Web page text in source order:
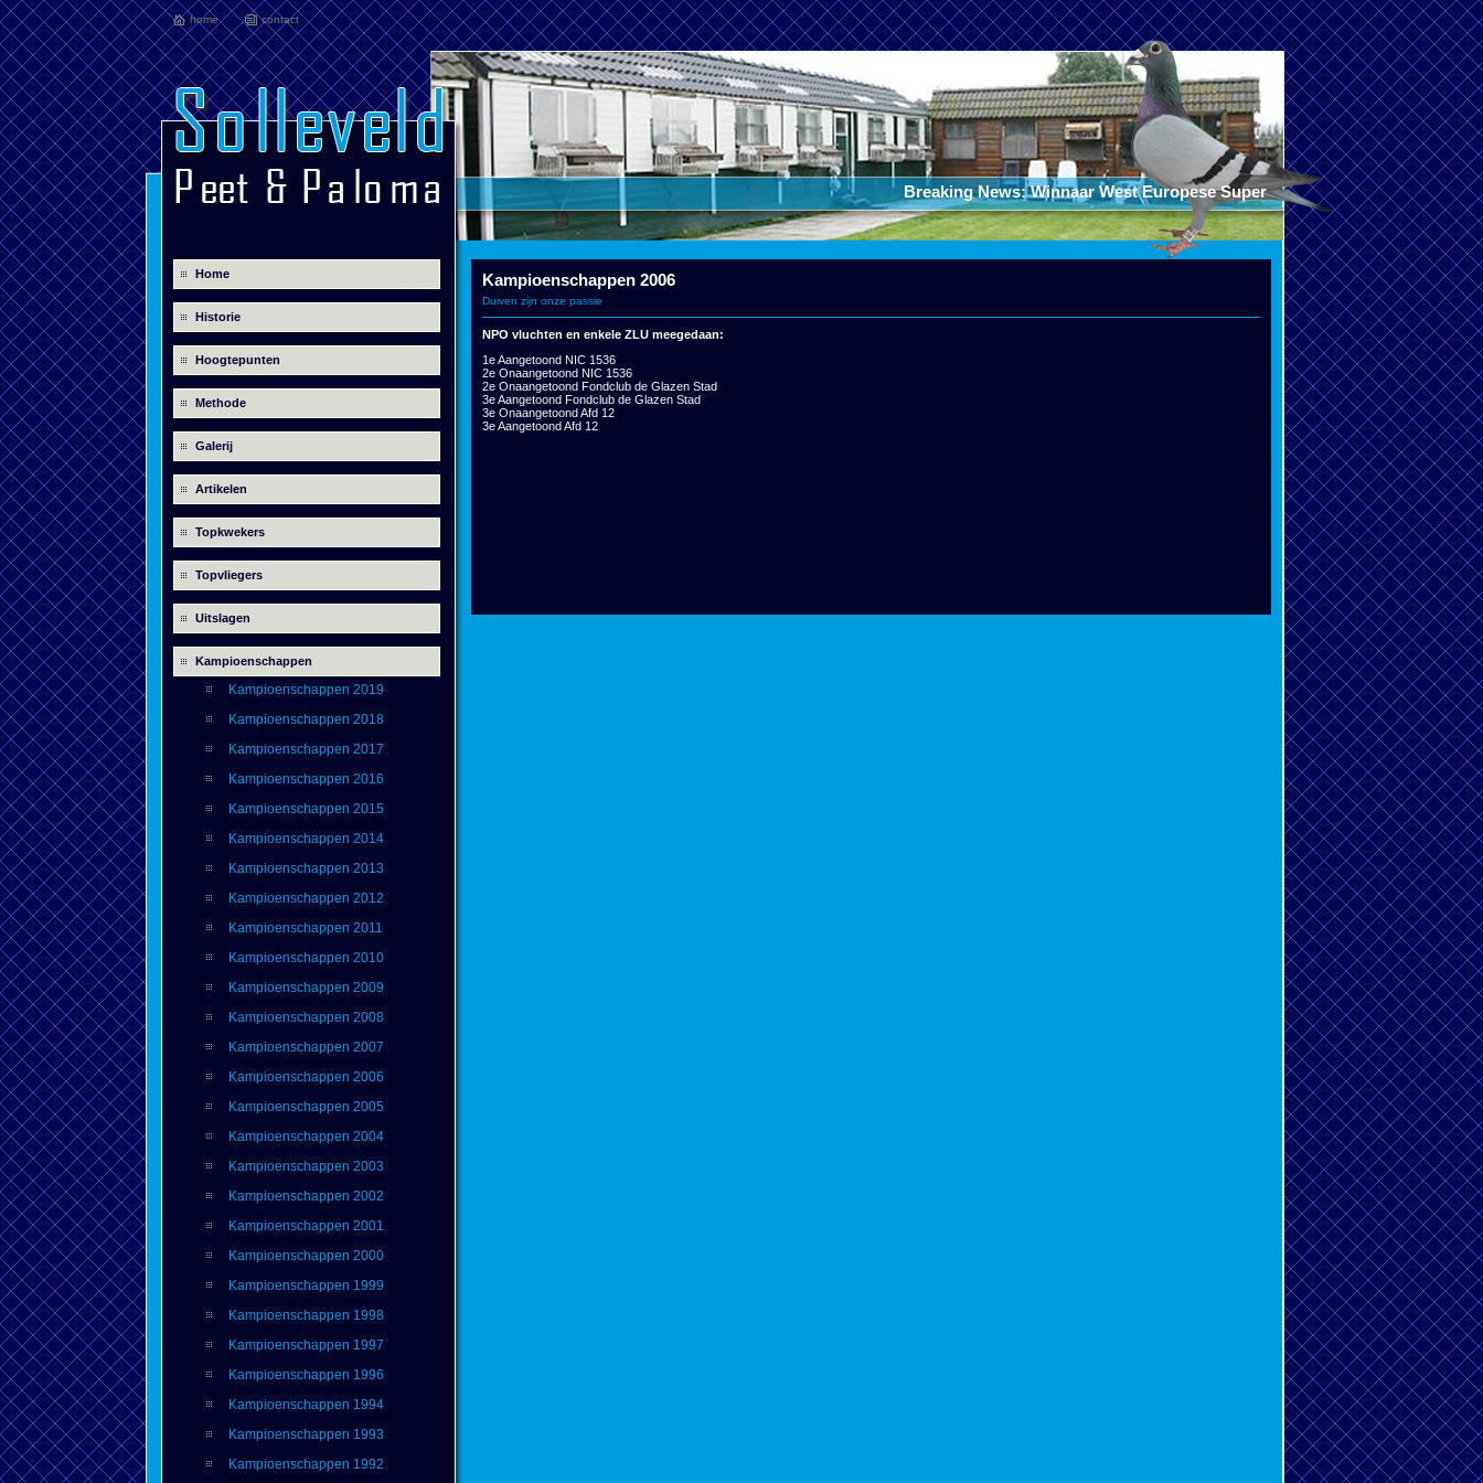
home contact
Breaking News: Winnaar West Europese Super Marathon 2016 !! en topduif
Home
Historie
Hoogtepunten
Methode
Galerij
Artikelen
Topkwekers
Topvliegers
Uitslagen
Kampioenschappen
Kampioenschappen 2019
Kampioenschappen 2018
Kampioenschappen 2017
Kampioenschappen 2016
Kampioenschappen 2015
Kampioenschappen 2014
Kampioenschappen 2013
Kampioenschappen 2012
Kampioenschappen 2011
Kampioenschappen 2010
Kampioenschappen 2009
Kampioenschappen 2008
Kampioenschappen 2007
Kampioenschappen 2006
Kampioenschappen 2005
Kampioenschappen 2004
Kampioenschappen 2003
Kampioenschappen 2002
Kampioenschappen 2001
Kampioenschappen 2000
Kampioenschappen 1999
Kampioenschappen 1998
Kampioenschappen 1997
Kampioenschappen 1996
Kampioenschappen 1994
Kampioenschappen 1993
Kampioenschappen 1992
Kampioenschappen 2006
Duiven zijn onze passie
NPO vluchten en enkele ZLU meegedaan:
1e Aangetoond NIC 1536
2e Onaangetoond NIC 1536
2e Onaangetoond Fondclub de Glazen Stad
3e Aangetoond Fondclub de Glazen Stad
3e Onaangetoond Afd 12
3e Aangetoond Afd 12